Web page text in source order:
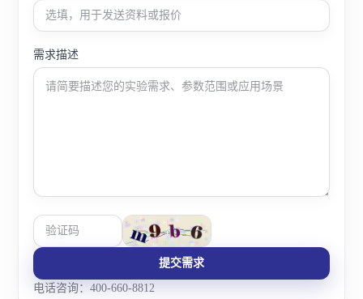
需求描述
提交需求
电话咨询：400-660-8812